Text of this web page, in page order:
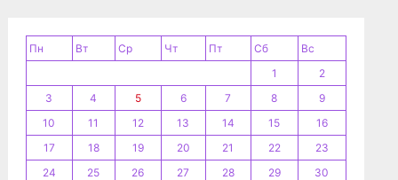
Пн Вт Ср Чт Пт Сб
Вс
1
2
3
4 5 6 7 8
9
10
11 12 13 14 15
16
17
18 19 20 21 22
23
24
25 26 27 28 29
30